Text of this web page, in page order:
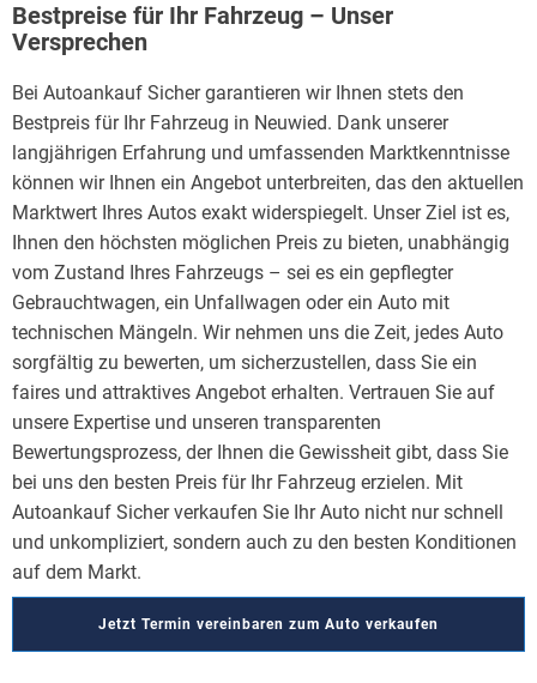
Bestpreise für Ihr Fahrzeug – Unser
Versprechen
Bei Autoankauf Sicher garantieren wir Ihnen stets den
Bestpreis für Ihr Fahrzeug in Neuwied. Dank unserer
langjährigen Erfahrung und umfassenden Marktkenntnisse
können wir Ihnen ein Angebot unterbreiten, das den aktuellen
Marktwert Ihres Autos exakt widerspiegelt. Unser Ziel ist es,
Ihnen den höchsten möglichen Preis zu bieten, unabhängig
vom Zustand Ihres Fahrzeugs – sei es ein gepflegter
Gebrauchtwagen, ein Unfallwagen oder ein Auto mit
technischen Mängeln. Wir nehmen uns die Zeit, jedes Auto
sorgfältig zu bewerten, um sicherzustellen, dass Sie ein
faires und attraktives Angebot erhalten. Vertrauen Sie auf
unsere Expertise und unseren transparenten
Bewertungsprozess, der Ihnen die Gewissheit gibt, dass Sie
bei uns den besten Preis für Ihr Fahrzeug erzielen. Mit
Autoankauf Sicher verkaufen Sie Ihr Auto nicht nur schnell
und unkompliziert, sondern auch zu den besten Konditionen
auf dem Markt.
Jetzt Termin vereinbaren zum Auto verkaufen